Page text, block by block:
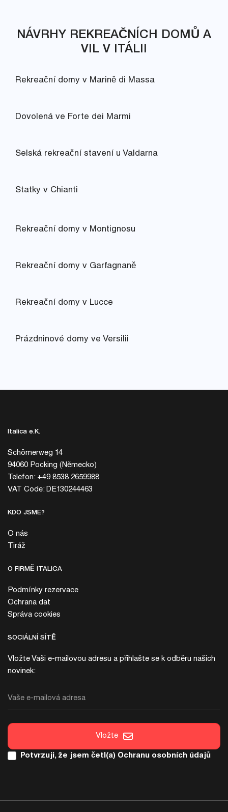
NÁVRHY REKREAČNÍCH DOMŮ A
VIL V ITÁLII
Rekreační domy v Marině di Massa
Dovolená ve Forte dei Marmi
Selská rekreační stavení u Valdarna
Statky v Chianti
Rekreační domy v Montignosu
Rekreační domy v Garfagnaně
Rekreační domy v Lucce
Prázdninové domy ve Versilii
Italica e.K.
Schömerweg 14
94060 Pocking (Německo)
Telefon: +49 8538 2659988
VAT Code: DE130244463
KDO JSME?
O nás
Tiráž
O FIRMĚ ITALICA
Podmínky rezervace
Ochrana dat
Správa cookies
SOCIÁLNÍ SÍTĚ
Vložte Vaši e-mailovou adresu a přihlašte se k odběru našich
novinek:
Vaše e-mailová adresa
Vložte
Potvrzuji, že jsem četl(a) Ochranu osobních údajů